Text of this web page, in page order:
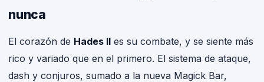
nunca
El corazón de Hades II es su combate, y se siente más
rico y variado que en el primero. El sistema de ataque,
dash y conjuros, sumado a la nueva Magick Bar,